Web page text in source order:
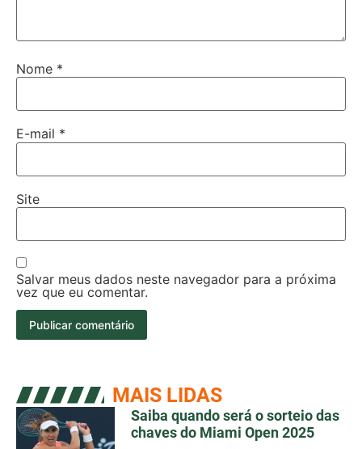
Nome *
E-mail *
Site
Salvar meus dados neste navegador para a próxima
vez que eu comentar.
MAIS LIDAS
Saiba quando será o sorteio das
chaves do Miami Open 2025